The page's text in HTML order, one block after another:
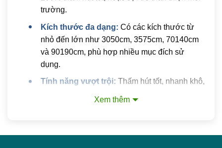
trường.
Kích thước đa dạng: Có các kích thước từ
nhỏ đến lớn như 3050cm, 3575cm, 70140cm
và 90190cm, phù hợp nhiều mục đích sử
dụng.
Tính năng vượt trội: Thấm hút tốt, nhanh khô,
hiệu luôn sắc nét và chuyên nghiệp.
Xem thêm